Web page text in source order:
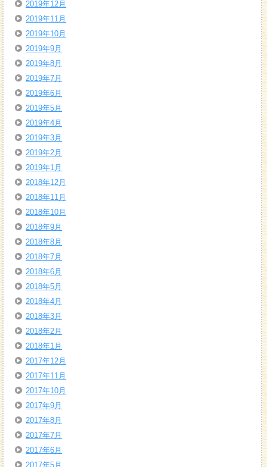
2019年12月
2019年11月
2019年10月
2019年9月
2019年8月
2019年7月
2019年6月
2019年5月
2019年4月
2019年3月
2019年2月
2019年1月
2018年12月
2018年11月
2018年10月
2018年9月
2018年8月
2018年7月
2018年6月
2018年5月
2018年4月
2018年3月
2018年2月
2018年1月
2017年12月
2017年11月
2017年10月
2017年9月
2017年8月
2017年7月
2017年6月
2017年5月